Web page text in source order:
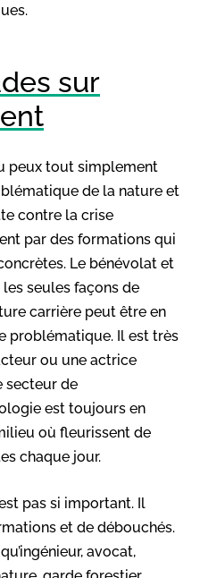
sur
peux tout simplement
de la nature et
contre la crise
par des formations qui
Le bénévolat et
seules façons de
carrière peut être en
problématique. Il est très
ou une actrice
secteur de
est toujours en
où fleurissent de
chaque jour.
pas si important. Il
et de débouchés.
avocat,